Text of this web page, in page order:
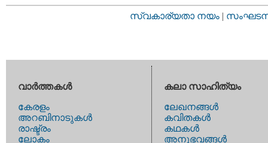
സ്വകാര്യതാ നയം |
വാര്‍ത്തകള്‍
കേരളം
അറബിനാടുകള്‍
രാഷ്ട്രം
ലോകം
കലാ സാഹിത്യം
ലേഖനങ്ങള്‍
കവിതകള്‍
കഥകള്‍
അനുഭവങ്ങള്‍